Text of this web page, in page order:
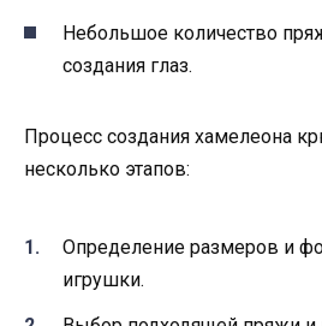
Небольшое количество
создания глаз.
Процесс создания хамелеона
несколько этапов:
Определение размеров и
игрушки.